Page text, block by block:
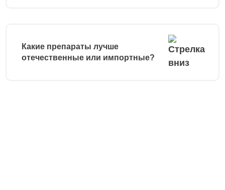
Какие препараты лучше
отечественные или импортные?